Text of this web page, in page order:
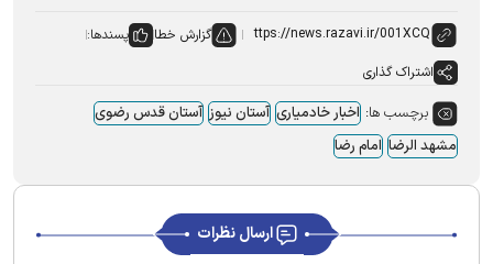
گزارش خطا
پسندها:
اشتراک گذاری
برچسب ها: اخبار خادمیاری آستان نیوز آستان قدس رضوی
مشهد الرضا امام رضا
ارسال نظرات